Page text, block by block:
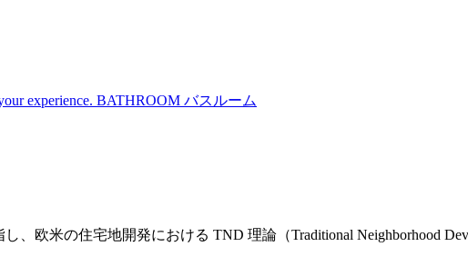
experience. BATHROOM バスルーム
欧米の住宅地開発における TND 理論（Traditional Neighborhood